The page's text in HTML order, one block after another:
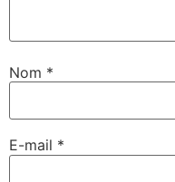
Nom *
E-mail *